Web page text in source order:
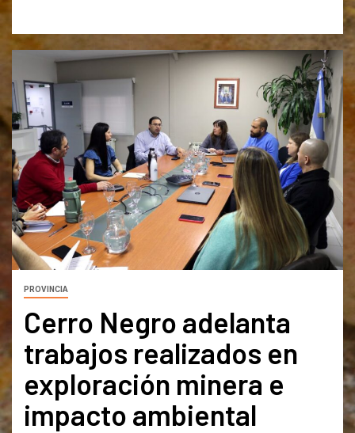
PROVINCIA
Cerro Negro adelanta
trabajos realizados en
exploración minera e
impacto ambiental